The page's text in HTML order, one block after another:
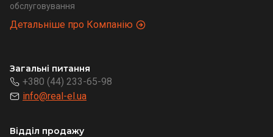
обслуговування
Детальніше про Компанію
Загальні питання
+380 (44) 233-65-98
info@real-el.ua
Відділ продажу